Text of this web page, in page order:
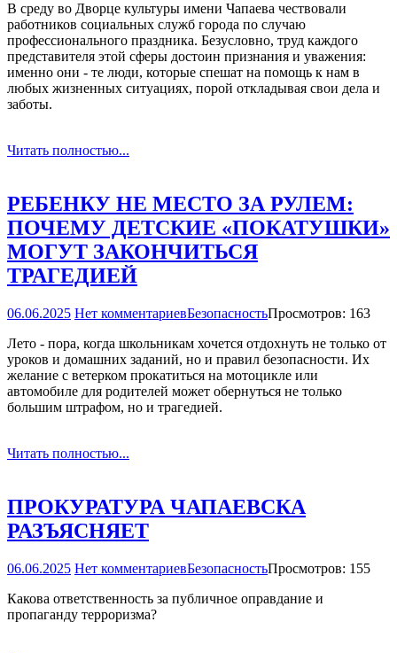
В среду во Дворце культуры имени Чапаева чествовали
работников социальных служб города по случаю
профессионального праздника. Безусловно, труд каждого
представителя этой сферы достоин признания и уважения:
именно они - те люди, которые спешат на помощь к нам в
любых жизненных ситуациях, порой откладывая свои дела и
заботы.
Читать полностью...
РЕБЕНКУ НЕ МЕСТО ЗА РУЛЕМ:
ПОЧЕМУ ДЕТСКИЕ «ПОКАТУШКИ»
МОГУТ ЗАКОНЧИТЬСЯ
ТРАГЕДИЕЙ
06.06.2025 Нет комментариевБезопасностьПросмотров: 163
Лето - пора, когда школьникам хочется отдохнуть не только от
уроков и домашних заданий, но и правил безопасности. Их
желание с ветерком прокатиться на мотоцикле или
автомобиле для родителей может обернуться не только
большим штрафом, но и трагедией.
Читать полностью...
ПРОКУРАТУРА ЧАПАЕВСКА
РАЗЪЯСНЯЕТ
06.06.2025 Нет комментариевБезопасностьПросмотров: 155
Какова ответственность за публичное оправдание и
пропаганду терроризма?